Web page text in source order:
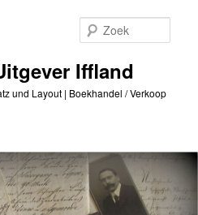
Iffland
und Layout | Boekhandel / Verkoop